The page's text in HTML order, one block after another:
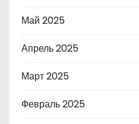
Май 2025
Апрель 2025
Март 2025
Февраль 2025